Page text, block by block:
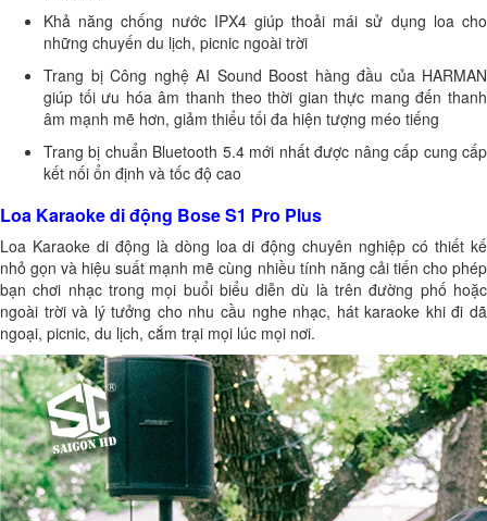
Khả năng chống nước IPX4 giúp thoải mái sử dụng loa cho
những chuyến du lịch, picnic ngoài trời
Trang bị Công nghệ AI Sound Boost hàng đầu của HARMAN
giúp tối ưu hóa âm thanh theo thời gian thực mang đến thanh
âm mạnh mẽ hơn, giảm thiểu tối đa hiện tượng méo tiếng
Trang bị chuẩn Bluetooth 5.4 mới nhất được nâng cấp cung cấp
kết nối ổn định và tốc độ cao
Loa Karaoke di động Bose S1 Pro Plus
Loa Karaoke di động là dòng loa di động chuyên nghiệp có thiết kế
nhỏ gọn và hiệu suất mạnh mẽ cùng nhiều tính năng cải tiến cho phép
bạn chơi nhạc trong mọi buổi biểu diễn dù là trên đường phố hoặc
ngoài trời và lý tưởng cho nhu cầu nghe nhạc, hát karaoke khi đi dã
ngoại, picnic, du lịch, cắm trại mọi lúc mọi nơi.